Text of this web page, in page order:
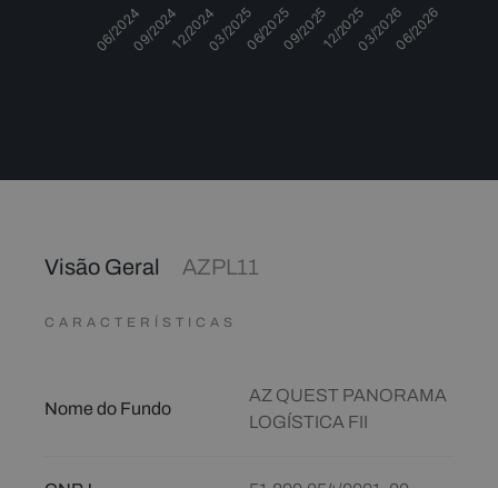
Dividendos
06/202409/202412/202403/202506/202509/202512/202503/202606/2026
Visão Geral AZPL11
CARACTERÍSTICAS
Nome do Fundo
AZ QUEST PANORAMA
LOGÍSTICA FII